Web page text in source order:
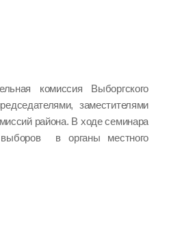
комиссия Выборгского
заместителями
района. В ходе семинара
в органы местного